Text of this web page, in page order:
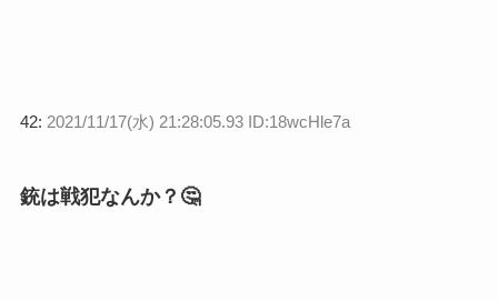
42: 2021/11/17(水) 21:28:05.93 ID:18wcHle7a
銃は戦犯なんか？🤔